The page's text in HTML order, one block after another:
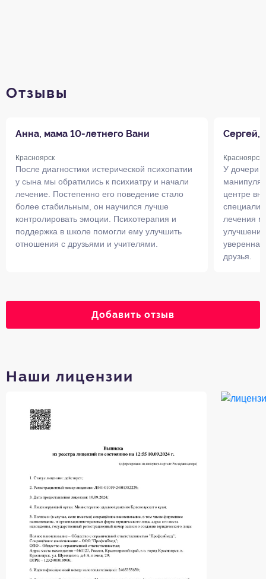
Отзывы
Анна, мама 10-летнего Вани
Красноярск
После диагностики истерической психопатии
у сына мы обратились к психиатру и начали
лечение. Постепенно его поведение стало
более стабильным, он научился лучше
контролировать эмоции. Психотерапия и
поддержка в школе помогли ему улучшить
отношения с друзьями и учителями.
Сергей,
Красноярск
У дочери
центре
лечения
уверенна
друзья.
Добавить отзыв
Наши лицензии